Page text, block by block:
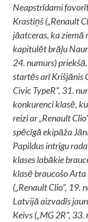
Neapstrīdami
Krastiņš („Renault
jāatceras, ka ziemā
kapitulēt brāļu
24. numurs)
startēs arī Krišjānis
Civic TypeR”, 31.
konkurenci klasē,
reizi ar „Renault
spēcīgā ekipāža
Papildus intrigu
klases labākie
klasē braucošo
(„Renault Clio”, 19.
Latvijā aizvadīs
Keivs („MG 2R”,